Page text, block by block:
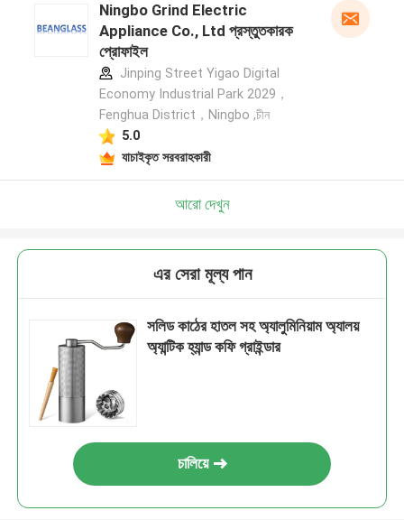
Ningbo Grind Electric
Appliance Co., Ltd প্রস্তুতকারক
প্রোফাইল
Jinping Street Yigao Digital
Economy Industrial Park 2029，
Fenghua District，Ningbo ,চীন
5.0
যাচাইকৃত সরবরাহকারী
আরো দেখুন
এর সেরা মূল্য পান
সলিড কাঠের হাতল সহ অ্যালুমিনিয়াম অ্যালয়
অ্যান্টিক হ্যান্ড কফি গ্রাইন্ডার
চালিয়ে